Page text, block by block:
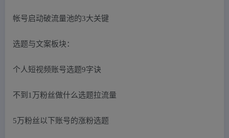
帐号启动破流量池的3大关键
选题与文案板块：
个人短视频账号选题9字诀
不到1万粉丝做什么选题拉流量
5万粉丝以下账号的涨粉选题